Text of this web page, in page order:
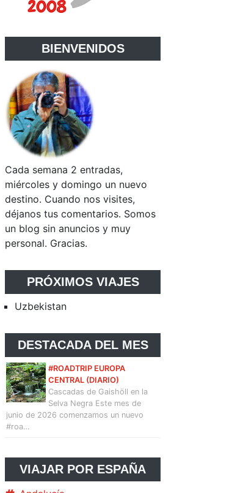
BIENVENIDOS
Cada semana 2 entradas,
miércoles y domingo un nuevo
destino. Cuando nos visites,
déjanos tus comentarios. Somos
un blog sin anuncios y muy
personal. Gracias.
PRÓXIMOS VIAJES
Uzbekistan
DESTACADA DEL MES
#ROADTRIP EUROPA
CENTRAL (DIARIO)
Cascadas de Gaishöll en la
Selva Negra Este mes de
junio de 2026 comenzamos un nuevo
#roa…
VIAJAR POR ESPAÑA